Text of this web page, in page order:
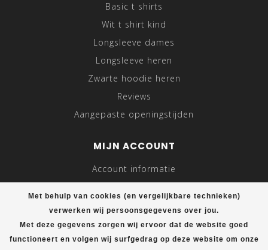
Met behulp van cookies (en vergelijkbare technieken)
verwerken wij persoonsgegevens over jou.
Met deze gegevens zorgen wij ervoor dat de website goed
functioneert en volgen wij surfgedrag op deze website om onze
Basic t shirts
Wit t shirt kind
Longsleeve dames
Longsleeve heren
Zwarte hoodie heren
Reviews
Aangepaste openingstijden
MIJN ACCOUNT
Account informatie
Mijn bestellingen
Mijn verlanglijst
Vergelijk